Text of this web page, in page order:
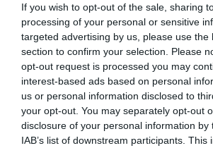
If you wish to opt-out of the sale, sharing
processing of your personal or sensitive
targeted advertising by us, please use the
section to confirm your selection. Please
opt-out request is processed you may
interest-based ads based on personal
us or personal information disclosed to
your opt-out. You may separately opt-out
disclosure of your personal information by
IAB’s list of downstream participants. This
In the night (Μέσα στη νύχτα)
αργά κινούμενων ποταμών
info
Διάρκεια έκθεσης μέχρι 14 Ιουνίου
Ωρες λειτουργίας Τρ., Τετ., Πεμ.,
4μμ
Αίθουσα Τέχνης Καππάτος, οδός
Τηλ: 210 3217931 Fax: 210 3212745